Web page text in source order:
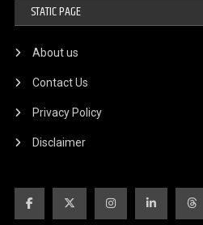
STATIC PAGE
About us
Contact Us
Privacy Policy
Disclaimer